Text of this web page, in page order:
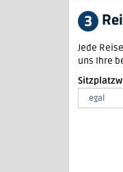
3
Jede Reise
uns Ihre